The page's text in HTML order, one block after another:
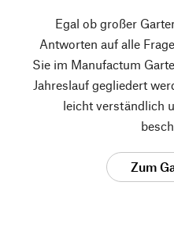
Egal ob großer
Antworten auf alle
Sie im Manufactum
Jahreslauf gegliedert
leicht verständlich
Zum